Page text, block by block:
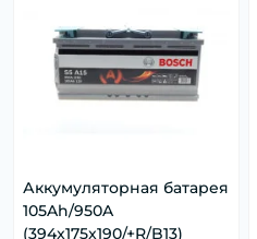
Аккумуляторная батарея
105Ah/950A
(394x175x190/+R/B13)